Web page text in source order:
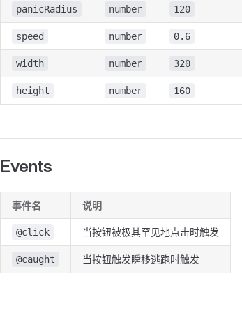
panicRadius number 120
speed number 0.6
width number 320
height number 160
Events
事件名 说明
@click 当按钮被极其罕见地点击时触发
@caught 当按钮触发瞬移逃跑时触发